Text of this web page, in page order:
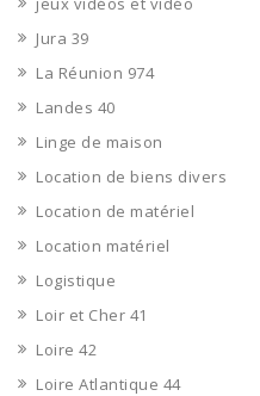
Jura 39
La Réunion 974
Landes 40
Linge de maison
Location de biens divers
Location de matériel
Location matériel
Logistique
Loir et Cher 41
Loire 42
Loire Atlantique 44